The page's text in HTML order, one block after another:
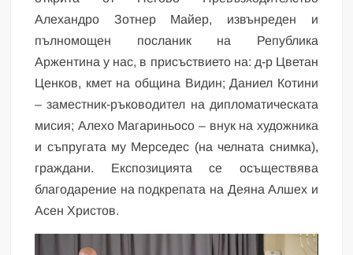
Алехандро Зотнер Майер, извънреден и
пълномощен посланик на Република
Аржентина у нас, в присъствието на: д-р Цветан
Ценков, кмет на община Видин; Даниел Котини
– заместник-ръководител на дипломатическата
мисия; Алехо Магариньосо – внук на художника
и съпругата му Мерседес (на челната снимка),
граждани. Експозицията се осъществява
благодарение на подкрепата на Деяна Алшех и
Асен Христов.